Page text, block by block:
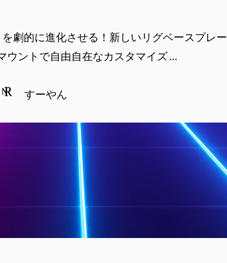
を劇的に進化させる！新しいリグベースプレー
ウントで自由自在なカスタマイズ …
すーやん